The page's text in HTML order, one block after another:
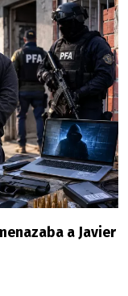
a Javier